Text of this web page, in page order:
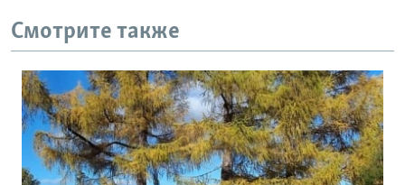
Смотрите также